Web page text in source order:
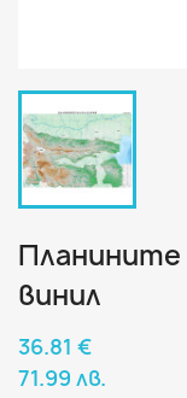
Планините
винил
36.81 €
71.99 лв.